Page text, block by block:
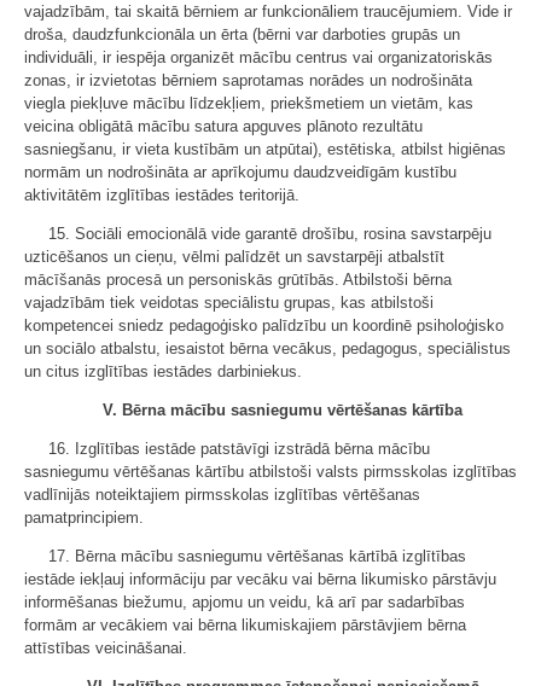
vajadzībām, tai skaitā bērniem ar funkcionāliem traucējumiem. Vide ir
droša, daudzfunkcionāla un ērta (bērni var darboties grupās un
individuāli, ir iespēja organizēt mācību centrus vai organizatoriskās
zonas, ir izvietotas bērniem saprotamas norādes un nodrošināta
viegla piekļuve mācību līdzekļiem, priekšmetiem un vietām, kas
veicina obligātā mācību satura apguves plānoto rezultātu
sasniegšanu, ir vieta kustībām un atpūtai), estētiska, atbilst higiēnas
normām un nodrošināta ar aprīkojumu daudzveidīgām kustību
aktivitātēm izglītības iestādes teritorijā.
15. Sociāli emocionālā vide garantē drošību, rosina savstarpēju
uzticēšanos un cieņu, vēlmi palīdzēt un savstarpēji atbalstīt
mācīšanās procesā un personiskās grūtībās. Atbilstoši bērna
vajadzībām tiek veidotas speciālistu grupas, kas atbilstoši
kompetencei sniedz pedagoģisko palīdzību un koordinē psiholoģisko
un sociālo atbalstu, iesaistot bērna vecākus, pedagogus, speciālistus
un citus izglītības iestādes darbiniekus.
V. Bērna mācību sasniegumu vērtēšanas kārtība
16. Izglītības iestāde patstāvīgi izstrādā bērna mācību
sasniegumu vērtēšanas kārtību atbilstoši valsts pirmsskolas izglītības
vadlīnijās noteiktajiem pirmsskolas izglītības vērtēšanas
pamatprincipiem.
17. Bērna mācību sasniegumu vērtēšanas kārtībā izglītības
iestāde iekļauj informāciju par vecāku vai bērna likumisko pārstāvju
informēšanas biežumu, apjomu un veidu, kā arī par sadarbības
formām ar vecākiem vai bērna likumiskajiem pārstāvjiem bērna
attīstības veicināšanai.